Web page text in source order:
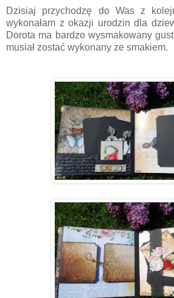
Dzisiaj przychodzę do Was z
wykonałam z okazji urodzin dla
Dorota ma bardzo wysmakowany
musiał zostać wykonany ze smakiem.